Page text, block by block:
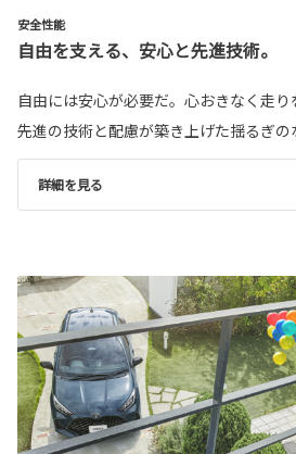
安全性能
自由を支える、安心と先進技術。
自由には安心が必要だ。心おきなく走り
先進の技術と配慮が築き上げた揺るぎの
詳細を見る